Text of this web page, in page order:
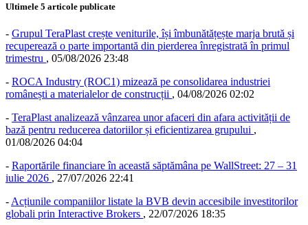
Ultimele 5 articole publicate
- Grupul TeraPlast crește veniturile, își îmbunătățește marja brută și
recuperează o parte importantă din pierderea înregistrată în primul
trimestru , 05/08/2026 23:48
- ROCA Industry (ROC1) mizează pe consolidarea industriei
românești a materialelor de construcții , 04/08/2026 02:02
- TeraPlast analizează vânzarea unor afaceri din afara activității de
bază pentru reducerea datoriilor și eficientizarea grupului ,
01/08/2026 04:04
- Raportările financiare în această săptămâna pe WallStreet: 27 – 31
iulie 2026 , 27/07/2026 22:41
- Acțiunile companiilor listate la BVB devin accesibile investitorilor
globali prin Interactive Brokers , 22/07/2026 18:35